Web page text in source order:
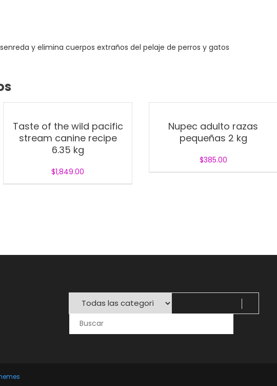
y elimina cuerpos extraños del pelaje de perros y gatos
Taste of the wild pacific
stream canine recipe
6.35 kg
$1,849.00
Nupec adulto razas
pequeñas 2 kg
$385.00